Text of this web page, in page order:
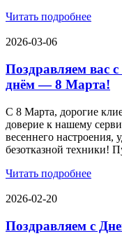
Читать подробнее
2026-03-06
Поздравляем вас
днём — 8 Марта!
С 8 Марта, дорогие
доверие к нашему
весеннего настроения,
безотказной техники!
Читать подробнее
2026-02-20
Поздравляем с